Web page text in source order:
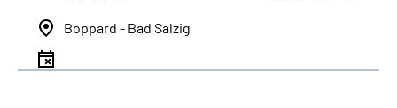
Boppard - Bad Salzig